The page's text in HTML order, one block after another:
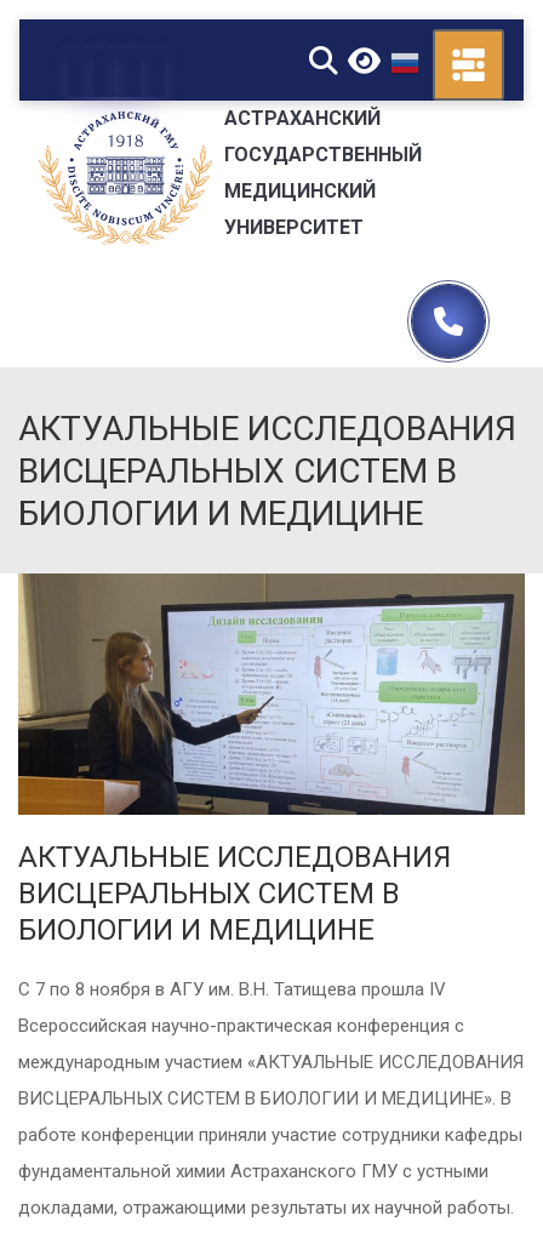
▼
АСТРАХАНСКИЙ
ГОСУДАРСТВЕННЫЙ
МЕДИЦИНСКИЙ
УНИВЕРСИТЕТ
АКТУАЛЬНЫЕ ИССЛЕДОВАНИЯ
ВИСЦЕРАЛЬНЫХ СИСТЕМ В
БИОЛОГИИ И МЕДИЦИНЕ
АКТУАЛЬНЫЕ ИССЛЕДОВАНИЯ
ВИСЦЕРАЛЬНЫХ СИСТЕМ В
БИОЛОГИИ И МЕДИЦИНЕ
С 7 по 8 ноября в АГУ им. В.Н. Татищева прошла IV
Всероссийская научно-практическая конференция с
международным участием «АКТУАЛЬНЫЕ ИССЛЕДОВАНИЯ
ВИСЦЕРАЛЬНЫХ СИСТЕМ В БИОЛОГИИ И МЕДИЦИНЕ». В
работе конференции приняли участие сотрудники кафедры
фундаментальной химии Астраханского ГМУ с устными
докладами, отражающими результаты их научной работы.